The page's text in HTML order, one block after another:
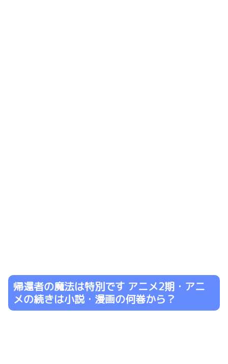
帰還者の魔法は特別です アニメ2期・アニ
メの続きは小説・漫画の何巻から？